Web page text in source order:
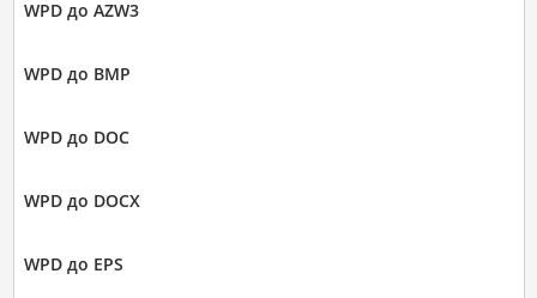
WPD до AZW3
WPD до BMP
WPD до DOC
WPD до DOCX
WPD до EPS